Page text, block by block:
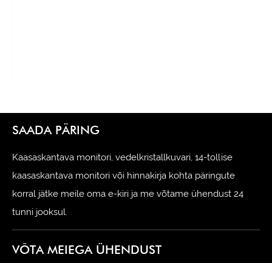
SAADA PÄRING
Kaasaskantava monitori, vedelkristallkuvari, 14-tollise
kaasaskantava monitori või hinnakirja kohta päringute
korral jätke meile oma e-kiri ja me võtame ühendust 24
tunni jooksul.
VÕTA MEIEGA ÜHENDUST